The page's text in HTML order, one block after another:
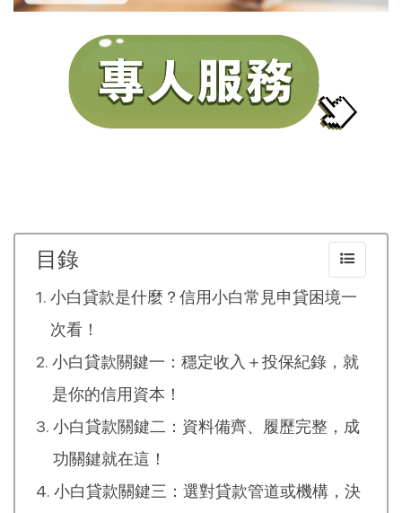
目錄
小白貸款是什麼？信用小白常見申貸困境一
次看！
小白貸款關鍵一：穩定收入＋投保紀錄，就
是你的信用資本！
小白貸款關鍵二：資料備齊、履歷完整，成
功關鍵就在這！
小白貸款關鍵三：選對貸款管道或機構，決